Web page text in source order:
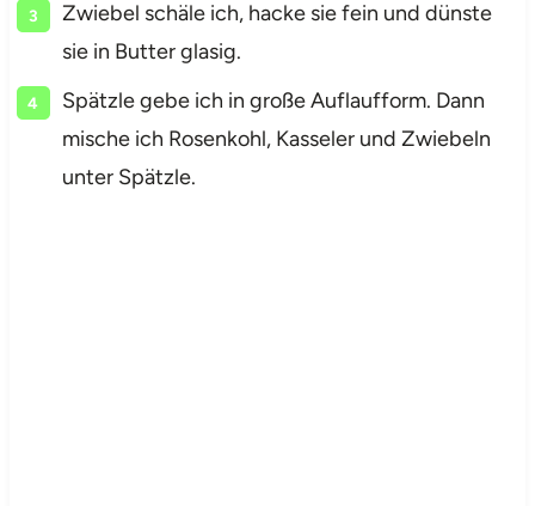
Zwiebel schäle ich, hacke sie fein und dünste
sie in Butter glasig.
Spätzle gebe ich in große Auflaufform. Dann
mische ich Rosenkohl, Kasseler und Zwiebeln
unter Spätzle.